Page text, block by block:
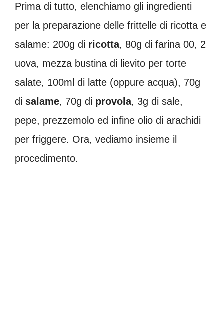
Prima di tutto, elenchiamo gli ingredienti
per la preparazione delle frittelle di ricotta e
salame: 200g di ricotta, 80g di farina 00, 2
uova, mezza bustina di lievito per torte
salate, 100ml di latte (oppure acqua), 70g
di salame, 70g di provola, 3g di sale,
pepe, prezzemolo ed infine olio di arachidi
per friggere. Ora, vediamo insieme il
procedimento.